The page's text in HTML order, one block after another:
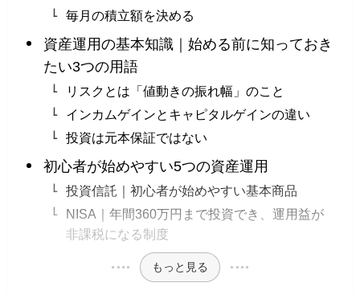
毎月の積立額を決める
資産運用の基本知識｜始める前に知っておき
たい3つの用語
リスクとは「値動きの振れ幅」のこと
インカムゲインとキャピタルゲインの違い
投資は元本保証ではない
初心者が始めやすい5つの資産運用
投資信託｜初心者が始めやすい基本商品
NISA｜年間360万円まで投資でき、運用益が
非課税になる制度
もっと見る